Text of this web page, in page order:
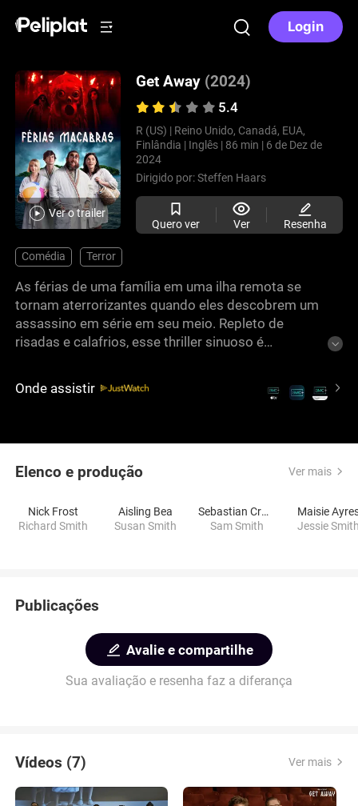
Login
Ver o trailer
Get Away (2024)
5.4
R (US) | Reino Unido, Canadá, EUA,
Finlândia | Inglês | 86 min | 6 de Dez de
2024
Dirigido por:Steffen Haars
Quero ver Ver Resenha
Comédia Terror
As férias de uma família em uma ilha remota se
tornam aterrorizantes quando eles descobrem um
assassino em série em seu meio. Repleto de
risadas e calafrios, esse thriller sinuoso é
Onde assistir
Elenco e produção Ver mais
Nick Frost
Richard Smith
Aisling Bea
Susan Smith
Sebastian Croft
Sam Smith
Maisie
Jessie
Publicações
Avalie e compartilhe
Sua avaliação e resenha faz a diferança
Vídeos (7) Ver mais